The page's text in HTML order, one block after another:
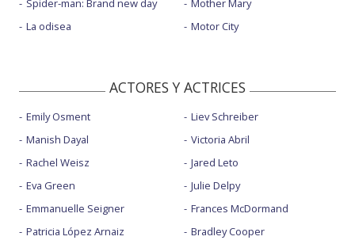
Spider-man: Brand new day
La odisea
Mother Mary
Motor City
ACTORES Y ACTRICES
Emily Osment
Manish Dayal
Rachel Weisz
Eva Green
Emmanuelle Seigner
Patricia López Arnaiz
Liev Schreiber
Victoria Abril
Jared Leto
Julie Delpy
Frances McDormand
Bradley Cooper